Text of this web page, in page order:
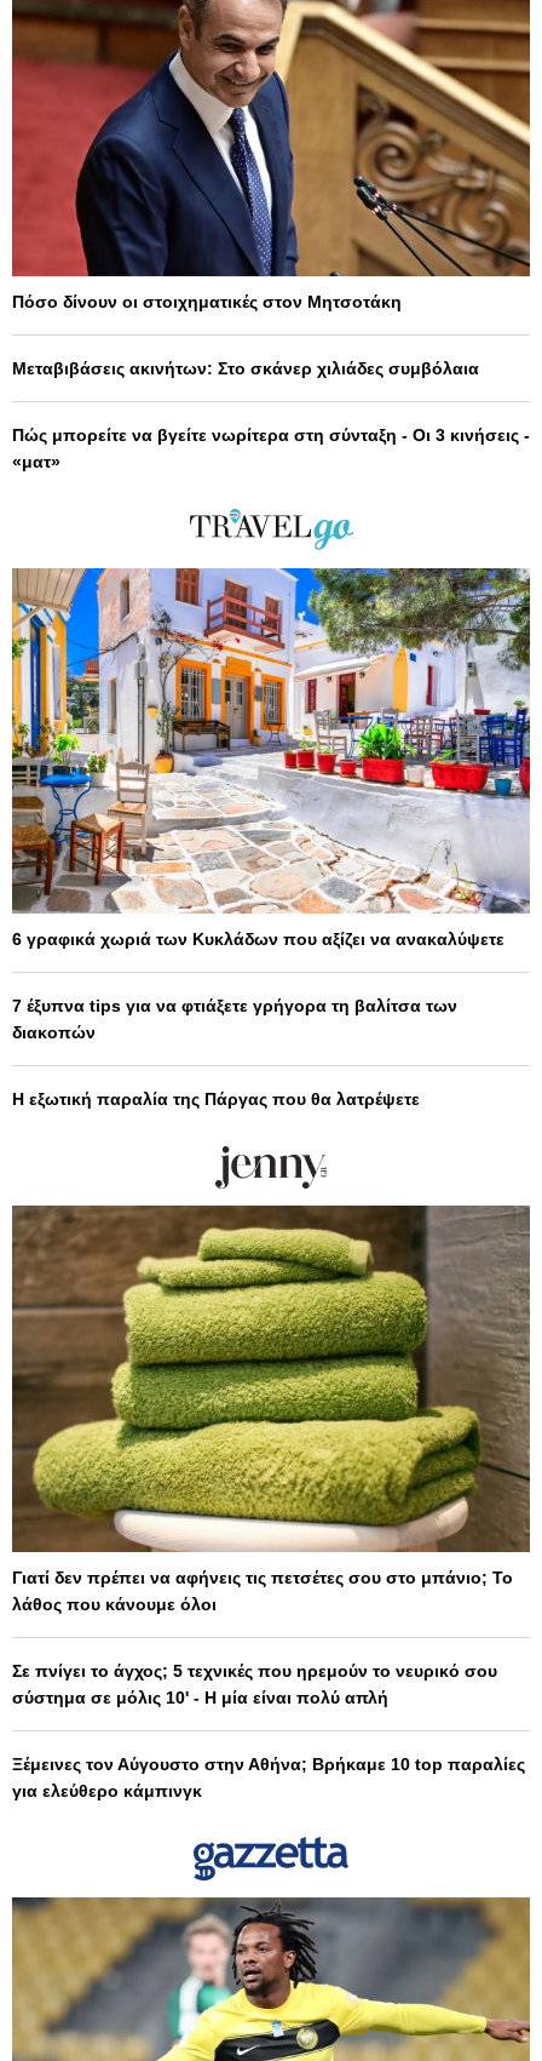
Πόσο δίνουν οι στοιχηματικές στον Μητσοτάκη
Μεταβιβάσεις ακινήτων: Στο σκάνερ χιλιάδες συμβόλαια
Πώς μπορείτε να βγείτε νωρίτερα στη σύνταξη - Οι 3 κινήσεις -
«ματ»
6 γραφικά χωριά των Κυκλάδων που αξίζει να ανακαλύψετε
7 έξυπνα tips για να φτιάξετε γρήγορα τη βαλίτσα των
διακοπών
Η εξωτική παραλία της Πάργας που θα λατρέψετε
Γιατί δεν πρέπει να αφήνεις τις πετσέτες σου στο μπάνιο; Το
λάθος που κάνουμε όλοι
Σε πνίγει το άγχος; 5 τεχνικές που ηρεμούν το νευρικό σου
σύστημα σε μόλις 10' - Η μία είναι πολύ απλή
Ξέμεινες τον Αύγουστο στην Αθήνα; Βρήκαμε 10 top παραλίες
για ελεύθερο κάμπινγκ